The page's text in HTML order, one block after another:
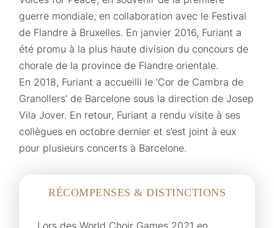
guerre mondiale, en collaboration avec le Festival
de Flandre à Bruxelles. En janvier 2016, Furiant a
été promu à la plus haute division du concours de
chorale de la province de Flandre orientale.
En 2018, Furiant a accueilli le ‘Cor de Cambra de
Granollers’ de Barcelone sous la direction de Josep
Vila Jover. En retour, Furiant a rendu visite à ses
collègues en octobre dernier et s’est joint à eux
pour plusieurs concerts à Barcelone.
RÉCOMPENSES & DISTINCTIONS